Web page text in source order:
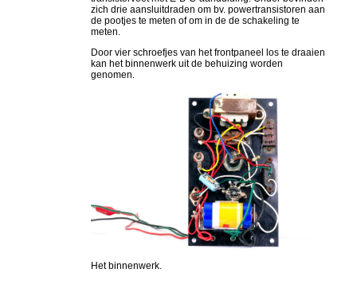
zich drie aansluitdraden om bv. powertransistoren aan
de pootjes te meten of om in de de schakeling te
meten.
Door vier schroefjes van het frontpaneel los te draaien
kan het binnenwerk uit de behuizing worden
genomen.
Het binnenwerk.